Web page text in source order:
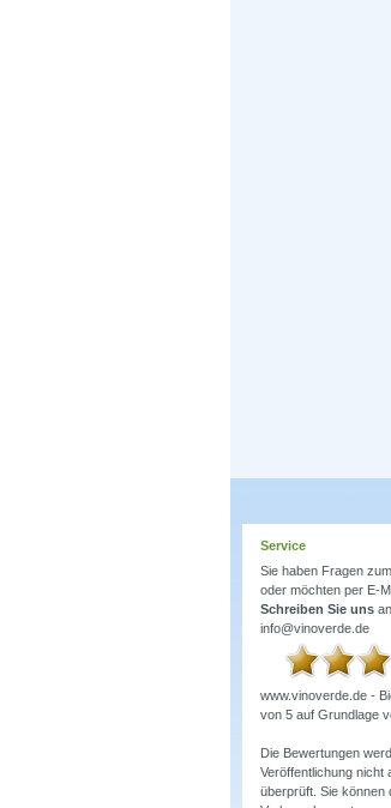
Service
Sie haben Fragen
oder möchten per E-
Schreiben Sie uns an
info@vinoverde.de
www.vinoverde.de -
von 5 auf Grundlage
Die Bewertungen
Veröffentlichung nicht
überprüft. Sie können